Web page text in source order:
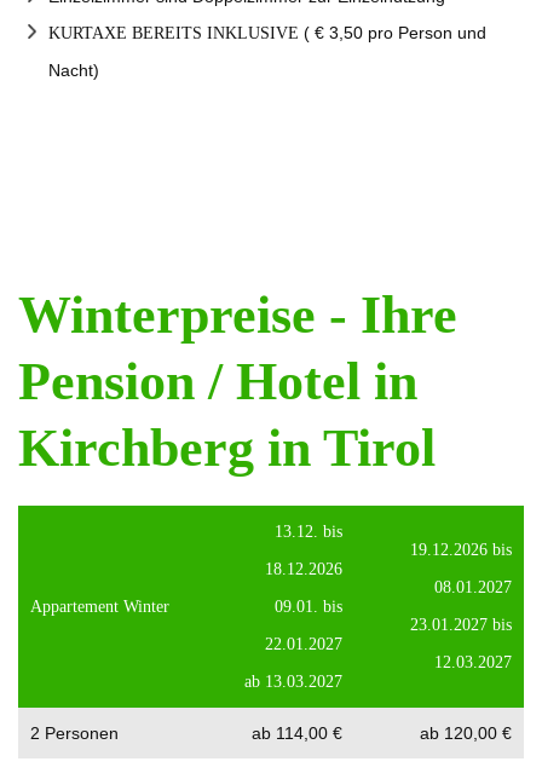
KURTAXE BEREITS INKLUSIVE ( € 3,50 pro Person und
Nacht)
Winterpreise - Ihre
Pension / Hotel in
Kirchberg in Tirol
Appartement Winter
13.12. bis
18.12.2026
09.01. bis
22.01.2027
ab 13.03.2027
19.12.2026 bis
08.01.2027
23.01.2027 bis
12.03.2027
2 Personen ab 114,00 € ab 120,00 €